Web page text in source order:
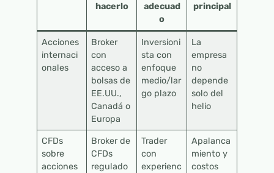
hacerlo
adecuad
o
principal
Acciones
internaci
onales
Broker
con
acceso a
bolsas de
EE.UU.,
Canadá o
Europa
Inversioni
sta con
enfoque
medio/lar
go plazo
La
empresa
no
depende
solo del
helio
CFDs
sobre
acciones
Broker de
CFDs
regulado
Trader
con
experienc
Apalanca
miento y
costos